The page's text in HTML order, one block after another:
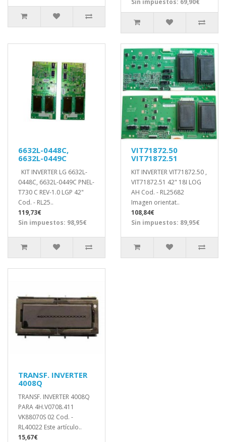
6632L-0448C,
6632L-0449C
KIT INVERTER LG 6632L-
0448C, 6632L-0449C PNEL-
T730 C REV-1.0 LGP 42"
Cod. - RL25..
119,73€
Sin impuestos: 98,95€
VIT71872.50
VIT71872.51
KIT INVERTER VIT71872.50 ,
VIT71872.51 42" 18I LOG
AH Cod. - RL25682
Imagen orientat..
108,84€
Sin impuestos: 89,95€
TRANSF. INVERTER
4008Q
TRANSF. INVERTER 4008Q
PARA 4H.V0708.411
VK88070S 02 Cod. -
RL40022 Este artículo..
15,67€